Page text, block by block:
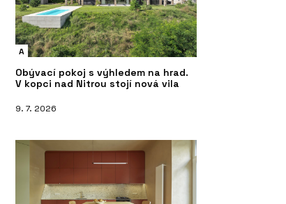
A
Obývací pokoj s výhledem na hrad.
V kopci nad Nitrou stojí nová vila
9. 7. 2026